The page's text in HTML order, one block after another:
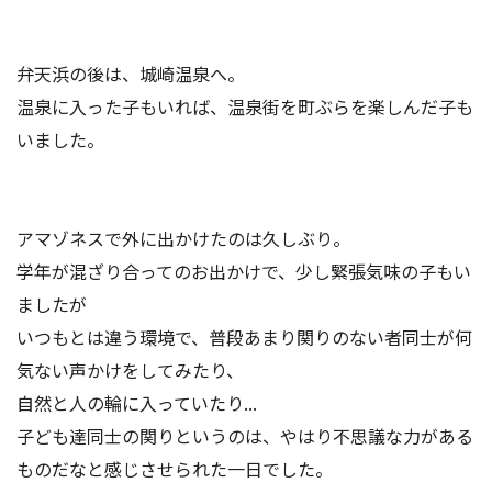
弁天浜の後は、城崎温泉へ。
温泉に入った子もいれば、温泉街を町ぶらを楽しんだ子も
いました。
アマゾネスで外に出かけたのは久しぶり。
学年が混ざり合ってのお出かけで、少し緊張気味の子もい
ましたが
いつもとは違う環境で、普段あまり関りのない者同士が何
気ない声かけをしてみたり、
自然と人の輪に入っていたり...
子ども達同士の関りというのは、やはり不思議な力がある
ものだなと感じさせられた一日でした。